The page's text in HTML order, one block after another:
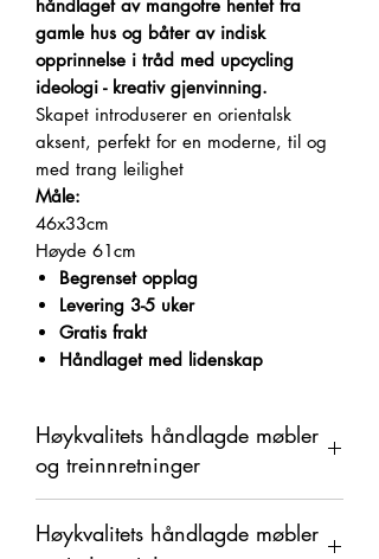
håndlaget av mangotre hentet fra
gamle hus og båter av indisk
opprinnelse i tråd med upcycling
ideologi - kreativ gjenvinning.
Skapet introduserer en orientalsk
aksent, perfekt for en moderne, til og
med trang leilighet
Måle:
46x33cm
Høyde 61cm
Begrenset opplag
Levering 3-5 uker
Gratis frakt
Håndlaget med lidenskap
Høykvalitets håndlagde møbler
og treinnretninger
et organisk materiale med
Høykvalitets håndlagde møbler